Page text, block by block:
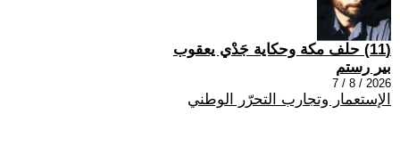
(11) حلف مكة وحكاية جَدْي يعقوب
بير رستم
2026 / 8 / 7
الإستعمار وتجارب التحرّر الوطني